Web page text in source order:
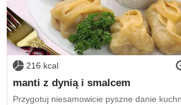
216 kcal
manti z dynią i smalcem
Przygotuj niesamowicie pyszne danie